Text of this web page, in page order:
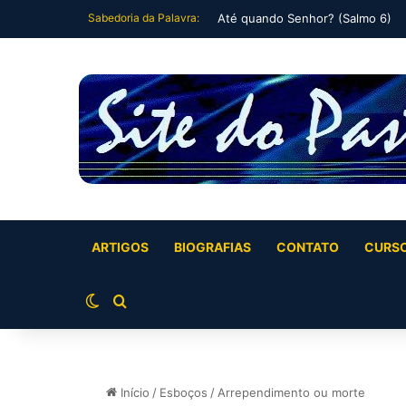
Sabedoria da Palavra: Até quando Senhor? (Salmo 6)
ARTIGOS BIOGRAFIAS CONTATO
Switch skin
Buscar por
Início / Esboços / Arrependimento ou morte